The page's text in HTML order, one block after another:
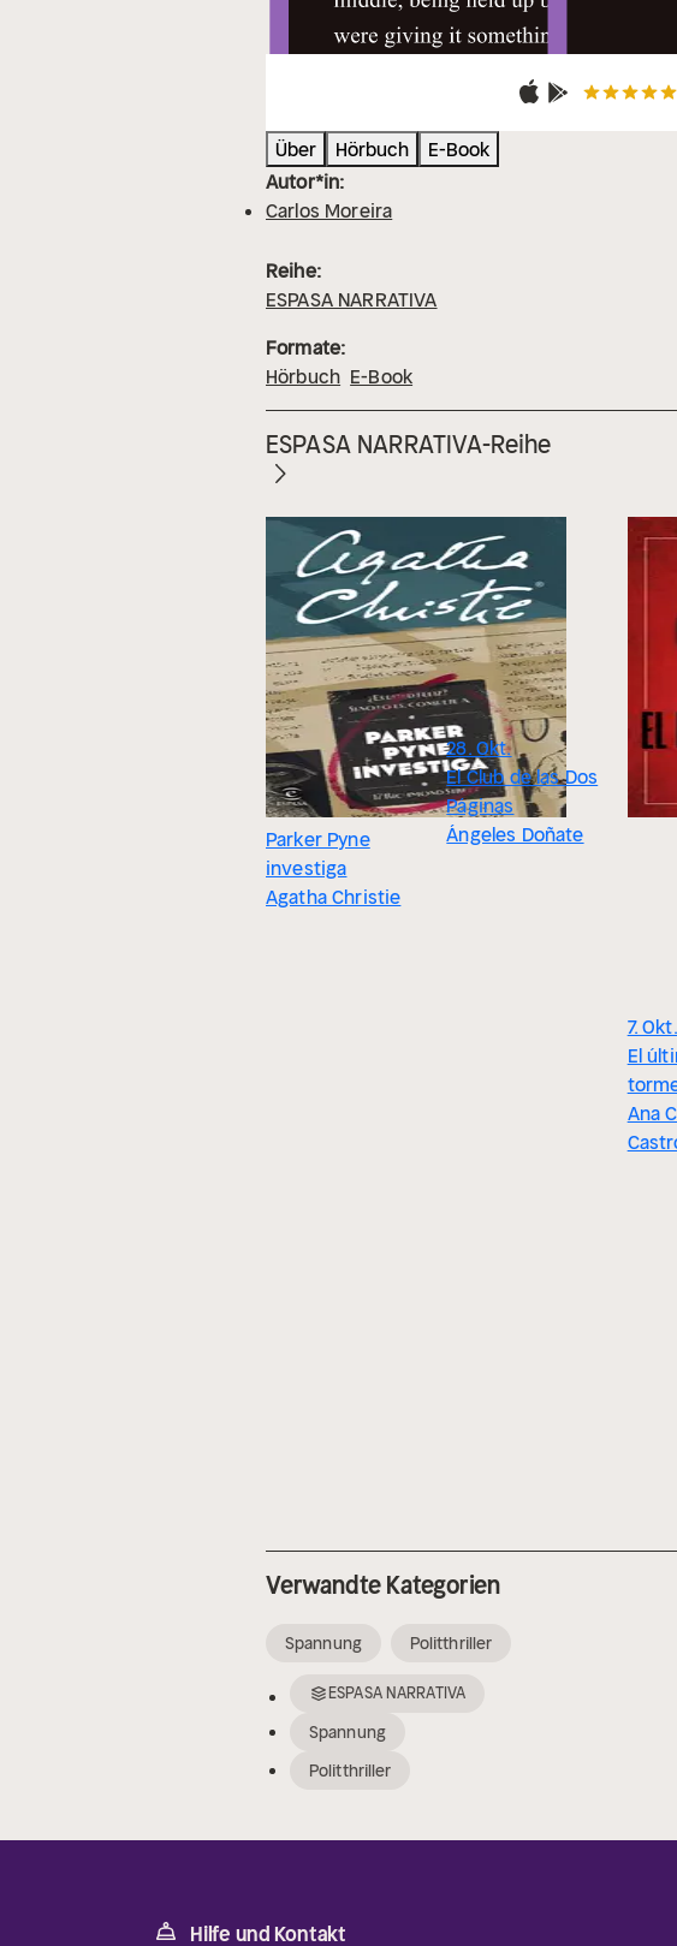
Über Hörbuch
E-Book
Autor*in:
Carlos Moreira
Reihe:
ESPASA NARRATIVA
Formate:
Hörbuch E-Book
ESPASA NARRATIVA-Reihe
Parker Pyne
investiga
Agatha Christie
28. Okt.
El Club de las Dos
Páginas
Ángeles Doñate
7. Okt.
El
Ana
Verwandte Kategorien
Spannung Politthriller
ESPASA NARRATIVA
Spannung
Politthriller
Hilfe und Kontakt